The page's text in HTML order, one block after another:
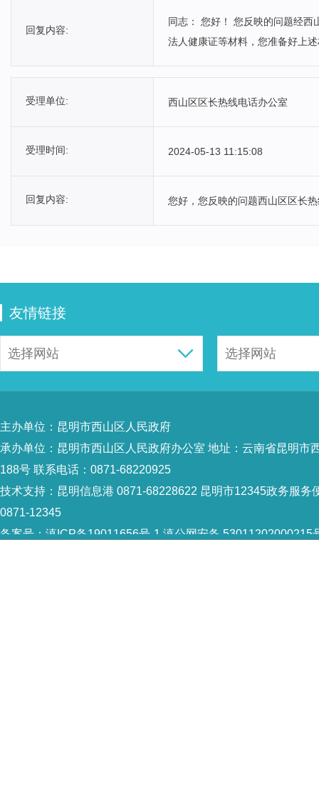
回复内容:
同志： 您好！ 您反映的问题经西
法人健康证等材料，您准备好上
受理单位: 西山区区长热线电话办公室
受理时间: 2024-05-13 11:15:08
回复内容: 您好，您反映的问题西山区区长
友情链接
主办单位：昆明市西山区人民政府
承办单位：昆明市西山区人民政府办公室 地址：云南省昆明市
188号 联系电话：0871-68220925
技术支持： 昆明信息港 0871-68228622 昆明市12345政务服务
0871-12345
备案号： 滇ICP备19011656号-1 滇公网安备 53011202000215